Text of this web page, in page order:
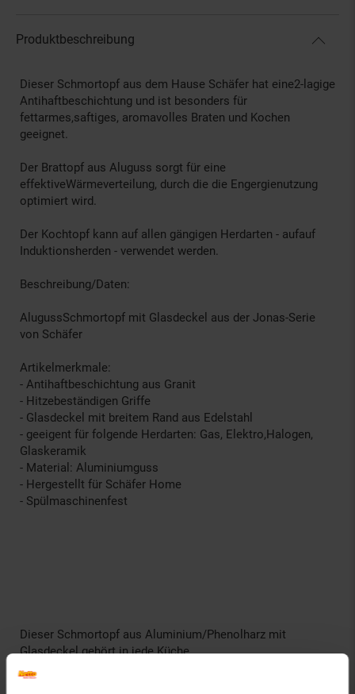
Produktbeschreibung
Dieser Schmortopf aus dem Hause Schäfer hat eine2-lagige
Antihaftbeschichtung und ist besonders für
fettarmes,saftiges, aromavolles Braten und Kochen
geeignet.
Der Brattopf aus Aluguss sorgt für eine
effektiveWärmeverteilung, durch die die Engergienutzung
optimiert wird.
Der Kochtopf kann auf allen gängigen Herdarten - aufauf
Induktionsherden - verwendet werden.
Beschreibung/Daten:
AlugussSchmortopf mit Glasdeckel aus der Jonas-Serie
von Schäfer
Artikelmerkmale:
- Antihaftbeschichtung aus Granit
- Hitzebeständigen Griffe
- Glasdeckel mit breitem Rand aus Edelstahl
- geeigent für folgende Herdarten: Gas, Elektro,Halogen,
Glaskeramik
- Material: Aluminiumguss
- Hergestellt für Schäfer Home
- Spülmaschinenfest
Dieser Schmortopf aus Aluminium/Phenolharz mit
Glasdeckel gehört in jede Küche.
So macht Kochen Spaß!